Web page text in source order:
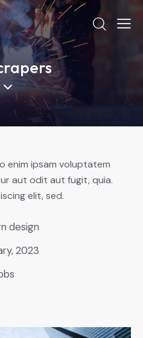
enim ipsam voluptatem
aut odit aut fugit, quia.
elit, sed.
design
2023